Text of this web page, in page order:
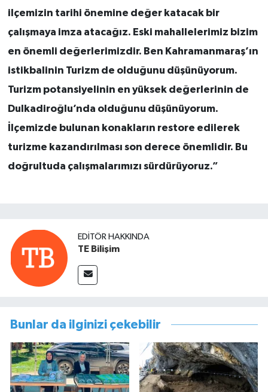
ilçemizin tarihi önemine değer katacak bir
çalışmaya imza atacağız. Eski mahallelerimiz bizim
en önemli değerlerimizdir. Ben Kahramanmaraş’ın
istikbalinin Turizm de olduğunu düşünüyorum.
Turizm potansiyelinin en yüksek değerlerinin de
Dulkadiroğlu’nda olduğunu düşünüyorum.
İlçemizde bulunan konakların restore edilerek
turizme kazandırılması son derece önemlidir. Bu
doğrultuda çalışmalarımızı sürdürüyoruz.”
EDITÖR HAKKINDA
TE Bilişim
Bunlar da ilginizi çekebilir